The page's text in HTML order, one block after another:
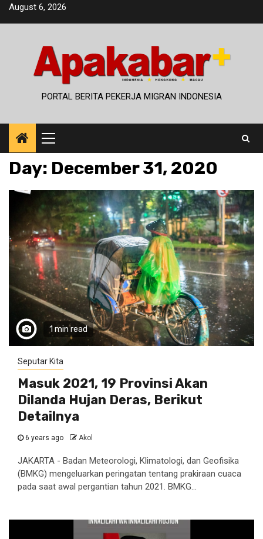
SkipAugust 6, 2026
PORTAL BERITA PEKERJA MIGRAN INDONESIA
Primary
Menu
Day: December 31, 2020
1 min read
Seputar Kita
Masuk 2021, 19 Provinsi Akan
Dilanda Hujan Deras, Berikut
Detailnya
6 years ago Akol
JAKARTA - Badan Meteorologi, Klimatologi, dan Geofisika
(BMKG) mengeluarkan peringatan tentang prakiraan cuaca
pada saat awal pergantian tahun 2021. BMKG...